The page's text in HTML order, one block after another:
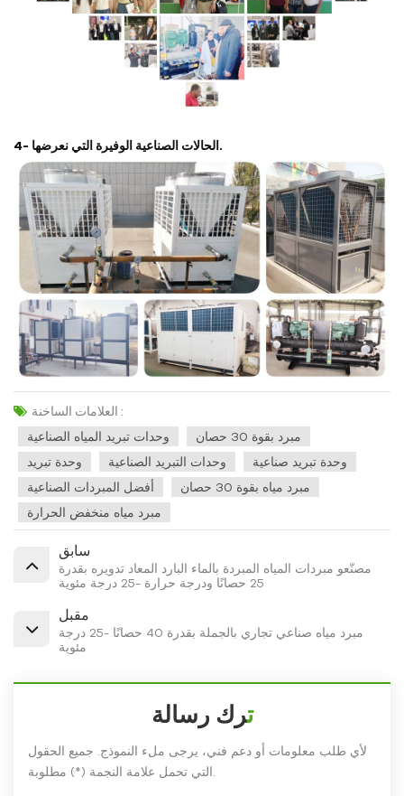
4- الحالات الصناعية الوفيرة التي نعرضها.
العلامات الساخنة :
وحدات تبريد المياه الصناعية
مبرد بقوة 30 حصان
وحدة تبريد
وحدات التبريد الصناعية
وحدة تبريد صناعية
أفضل المبردات الصناعية
مبرد مياه بقوة 30 حصان
مبرد مياه منخفض الحرارة
سابق
مصنّعو مبردات المياه المبردة بالماء البارد المعاد تدويره بقدرة
25 حصانًا ودرجة حرارة -25 درجة مئوية
مقبل
مبرد مياه صناعي تجاري بالجملة بقدرة 40 حصانًا -25 درجة
مئوية
ترك رسالة
لأي طلب معلومات أو دعم فني، يرجى ملء النموذج. جميع الحقول
التي تحمل علامة النجمة (*) مطلوبة.